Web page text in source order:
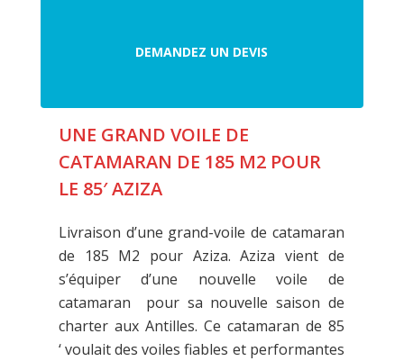
DEMANDEZ UN DEVIS
DEMANDEZ UN DEVIS
UNE GRAND VOILE DE
CATAMARAN DE 185 M2 POUR
LE 85′ AZIZA
Livraison d’une grand-voile de catamaran
de 185 M2 pour Aziza. Aziza vient de
s’équiper d’une nouvelle voile de
catamaran pour sa nouvelle saison de
charter aux Antilles. Ce catamaran de 85
‘ voulait des voiles fiables et performantes